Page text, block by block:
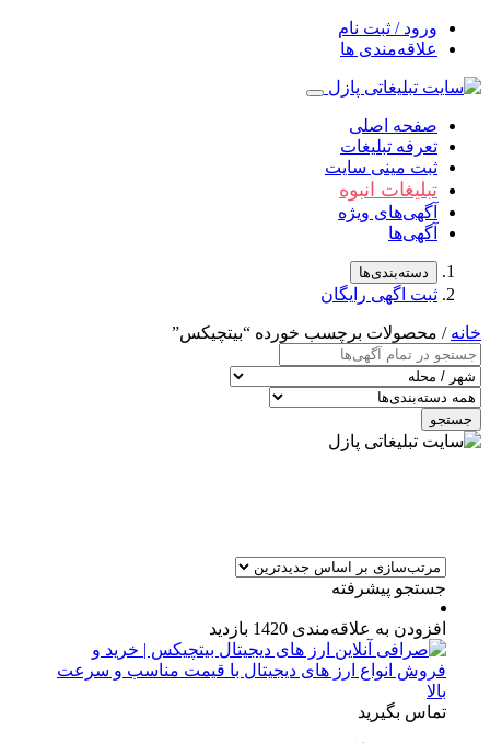
ورود / ثبت نام
علاقه‌مندی ها
صفحه اصلی
تعرفه تبلیغات
ثبت مینی سایت
تبلیغات انبوه
آگهی‌های ویژه
آگهی‌ها
دسته‌بندی‌ها
ثبت اگهی رایگان
خانه / محصولات برچسب خورده “بیتچیکس”
جستجو
جستجو پیشرفته
افزودن به علاقه‌مندی 1420 بازدید
تماس بگیرید